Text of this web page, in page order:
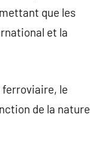
que les
et la
le
de la nature